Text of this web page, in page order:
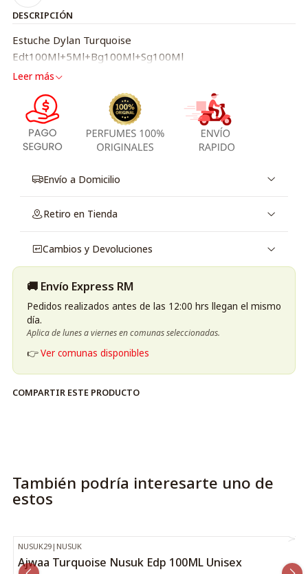
DESCRIPCIÓN
Estuche Dylan Turquoise
Edt100Ml+5Ml+Bg100Ml+Sg100Ml
Leer más
Envío a Domicilio
Retiro en Tienda
Cambios y Devoluciones
🚚 Envío Express RM
Pedidos realizados antes de las 12:00 hrs llegan el mismo
día.
Aplica de lunes a viernes en comunas seleccionadas.
👉Ver comunas disponibles
COMPARTIR ESTE PRODUCTO
También podría interesarte uno de
estos
-39%OFF
NUSUK29 | NUSUK
Ajwaa Turquoise Nusuk Edp 100ML Unisex